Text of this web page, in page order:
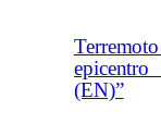
(EN)”